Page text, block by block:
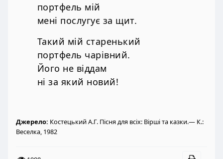
портфель мій
мені послугує за щит.
Такий мій старенький
портфель чарівний.
Його не віддам
ні за який новий!
Джерело: Костецький А.Г. Пісня для всіх: Вірші та казки.— К.:
Веселка, 1982